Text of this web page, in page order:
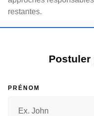
restantes.
Postuler
PRÉNOM